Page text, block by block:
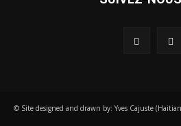
© Site designed and drawn by: Yves Cajuste